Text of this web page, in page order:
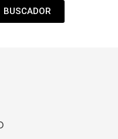
BUSCADOR